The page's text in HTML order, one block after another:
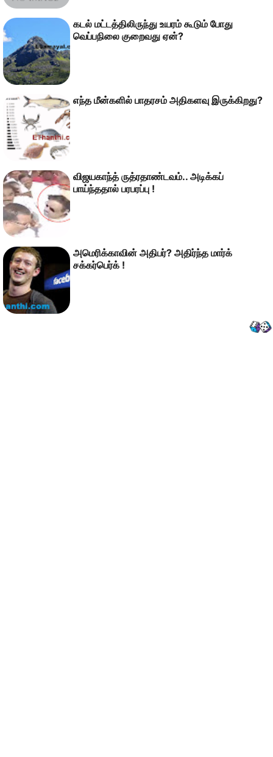
கடல் மட்டத்திலிருந்து உயரம் கூடும் போது
வெப்பநிலை குறைவது ஏன்?
எந்த மீன்களில் பாதரசம் அதிகளவு இருக்கிறது?
விஜயகாந்த் ருத்ரதாண்டவம்.. அடிக்கப்
பாய்ந்ததால் பரபரப்பு !
அமெரிக்காவின் அதிபர்? அதிர்ந்த மார்க்
சக்கர்பெர்க் !